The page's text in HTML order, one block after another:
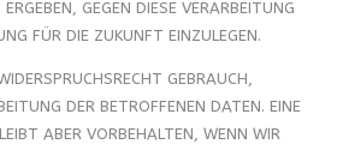
GEGEN DIESE VERARBEITUNG
FÜR DIE ZUKUNFT EINZULEGEN.
GEBRAUCH,
DER BETROFFENEN DATEN. EINE
ABER VORBEHALTEN, WENN WIR